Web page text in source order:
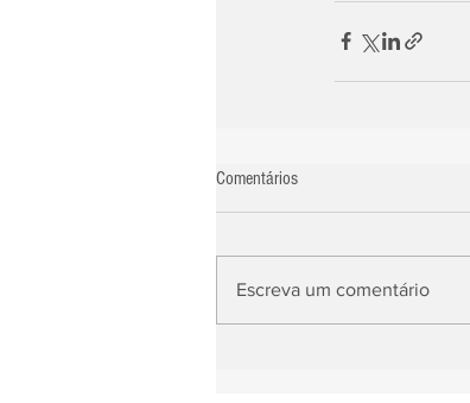
Comentários
Escreva um comentário